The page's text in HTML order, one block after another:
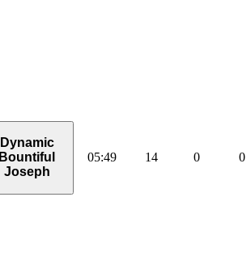
Dynamic
Bountiful
Joseph
05:49 14 0 0